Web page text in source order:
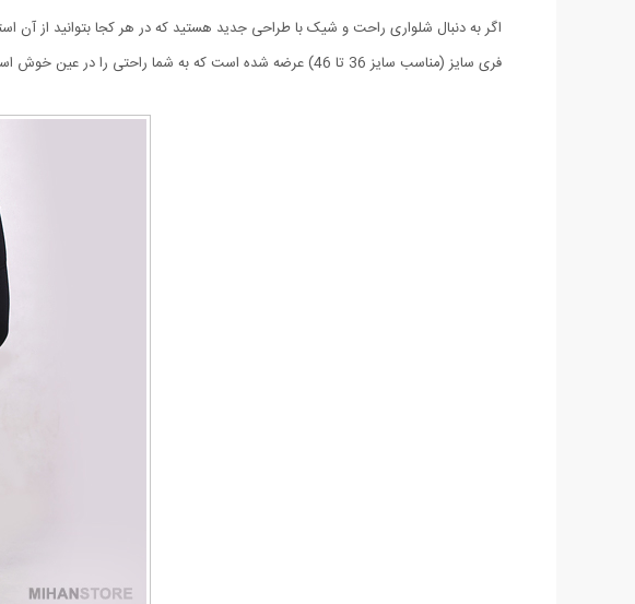
فری سایز (مناسب سایز 36 تا 46) عرضه شده است که به شما راحتی را در عین خوش استایل بودن هدیه می دهد.